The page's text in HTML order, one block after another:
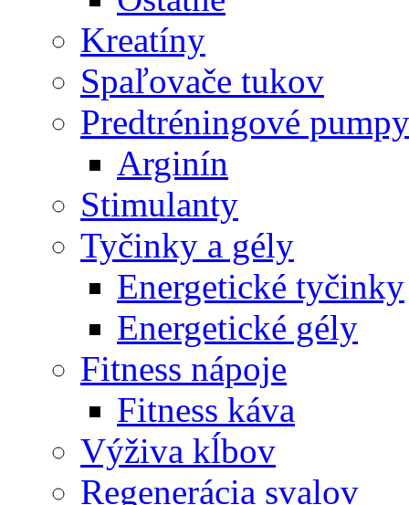
Kreatíny
Spaľovače tukov
Predtréningové pumpy
Arginín
Stimulanty
Tyčinky a gély
Energetické tyčinky
Energetické gély
Fitness nápoje
Fitness káva
Výživa kĺbov
Regenerácia svalov